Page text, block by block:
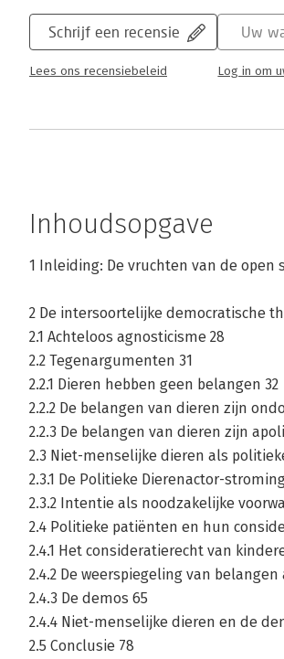
Schrijf een recensie
Lees ons recensiebeleid
Uw
Log in om
Inhoudsopgave
1 Inleiding: De vruchten van de open
2 De intersoortelijke democratische
2.1 Achteloos agnosticisme 28
2.2 Tegenargumenten 31
2.2.1 Dieren hebben geen belangen 32
2.2.2 De belangen van dieren zijn
2.2.3 De belangen van dieren zijn
2.3 Niet-menselijke dieren als
2.3.1 De Politieke Dierenactor-
2.3.2 Intentie als noodzakelijke
2.4 Politieke patiënten en hun
2.4.1 Het consideratierecht van
2.4.2 De weerspiegeling van
2.4.3 De demos 65
2.4.4 Niet-menselijke dieren en de
2.5 Conclusie 78